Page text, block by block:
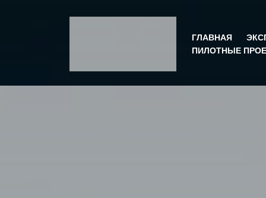
ГЛАВНАЯ
ПИЛОТНЫЕ